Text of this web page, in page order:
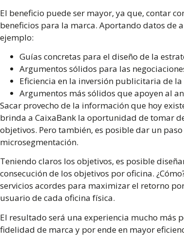
El beneficio puede ser mayor, ya que, contar
beneficios para la marca. Aportando datos de
ejemplo:
Guías concretas para el diseño de la
Argumentos sólidos para las
Eficiencia en la inversión publicitaria de la
Argumentos más sólidos que apoyen al
Sacar provecho de la información que hoy
brinda a CaixaBank la oportunidad de tomar
objetivos. Pero también, es posible dar un
microsegmentación.
Teniendo claros los objetivos, es posible
consecución de los objetivos por oficina.
servicios acordes para maximizar el retorno
usuario de cada oficina física.
El resultado será una experiencia mucho más
fidelidad de marca y por ende en mayor